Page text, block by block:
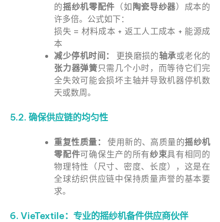
的摇纱机零配件 （如陶瓷导纱器）成本的
许多倍。公式如下：
损失 = 材料成本 + 返工人工成本 + 能源成
本
减少停机时间：
更换磨损的轴承或老化的
张力器弹簧只需几个小时，而等待它们完
全失效可能会损坏主轴并导致机器停机数
天或数周。
5.2. 确保供应链的均匀性
重复性质量： 使用新的、高质量的摇纱机
零配件可确保生产的所有纱束具有相同的
物理特性（尺寸、密度、长度），这是在
全球纺织供应链中保持质量声誉的基本要
求。
6. VieTextile：专业的摇纱机备件供应商伙伴